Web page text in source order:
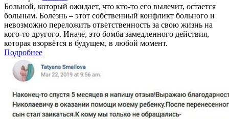
Больной, который ожидает, что кто-то его вылечит, остается
больным. Болезнь – этот собственный конфликт больного и
невозможно переложить ответственность за свою жизнь на
кого-то другого. Иначе, это бомба замедленного действия,
которая взорвётся в будущем, в любой момент.
Подробнее